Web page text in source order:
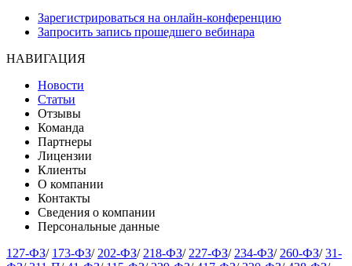
Зарегистрироваться на онлайн-конференцию
Запросить запись прошедшего вебинара
НАВИГАЦИЯ
Новости
Статьи
Отзывы
Команда
Партнеры
Лицензии
Клиенты
О компании
Контакты
Сведения о компании
Персональные данные
127-ФЗ/ 173-ФЗ/ 202-ФЗ/ 218-ФЗ/ 227-ФЗ/ 234-ФЗ/ 260-ФЗ/ 31-